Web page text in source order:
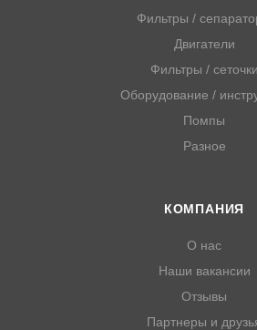
Фильтры /
Двигатели
Фильтры / сеточки
Оборудование /
Помпы
Разное
КОМПАНИЯ
О нас
Наши вакансии
Отзывы
Партнеры и